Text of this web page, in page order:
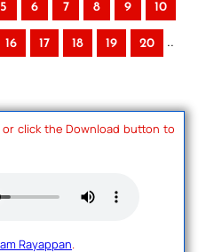
5 6 7 8 9 10
16 17 18 19 20 ..
click the Download button to
Rayappan.